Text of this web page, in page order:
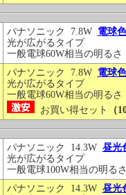
パナソニック 7.8W 電球色
光が広がるタイプ
一般電球60W相当の明るさ
パナソニック 7.8W 電球色
光が広がるタイプ
一般電球60W相当の明るさ
お買い得セット
（
パナソニック 14.3W 昼光
光が広がるタイプ
一般電球100W相当の明る
パナソニック 14.3W 昼光